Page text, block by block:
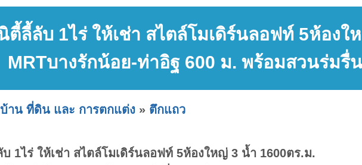
ลี้ลับ 1ไร่ ให้เช่า สไตล์โมเดิร์นลอฟท์ 5ห้องใ
MRTบางรักน้อย-ท่าอิฐ 600 ม. พร้อมสวนร่มรื่
บ้าน ที่ดิน และ การตกแต่ง » ตึกแถว
1ไร่ ให้เช่า สไตล์โมเดิร์นลอฟท์ 5ห้องใหญ่ 3 น้ำ 1600ตร.ม.